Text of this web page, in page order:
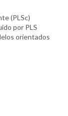
(PLSc)
por PLS
orientados